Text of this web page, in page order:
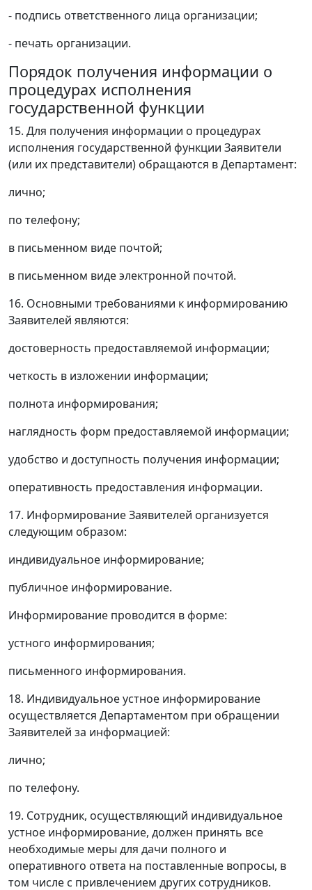
- подпись ответственного лица организации;
- печать организации.
Порядок получения информации о
процедурах исполнения
государственной функции
15. Для получения информации о процедурах
исполнения государственной функции Заявители
(или их представители) обращаются в Департамент:
лично;
по телефону;
в письменном виде почтой;
в письменном виде электронной почтой.
16. Основными требованиями к информированию
Заявителей являются:
достоверность предоставляемой информации;
четкость в изложении информации;
полнота информирования;
наглядность форм предоставляемой информации;
удобство и доступность получения информации;
оперативность предоставления информации.
17. Информирование Заявителей организуется
следующим образом:
индивидуальное информирование;
публичное информирование.
Информирование проводится в форме:
устного информирования;
письменного информирования.
18. Индивидуальное устное информирование
осуществляется Департаментом при обращении
Заявителей за информацией:
лично;
по телефону.
19. Сотрудник, осуществляющий индивидуальное
устное информирование, должен принять все
необходимые меры для дачи полного и
оперативного ответа на поставленные вопросы, в
том числе с привлечением других сотрудников.